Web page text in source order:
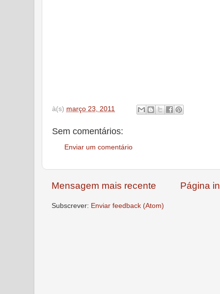
à(s) março 23, 2011
Sem comentários:
Enviar um comentário
Mensagem mais recente Página
Subscrever: Enviar feedback (Atom)